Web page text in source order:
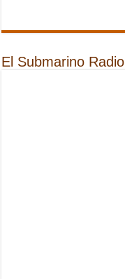
El Submarino Radio